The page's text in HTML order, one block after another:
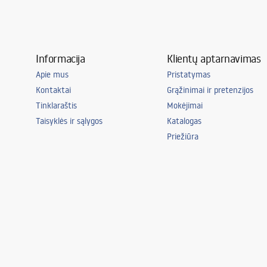
Informacija
Apie mus
Kontaktai
Tinklaraštis
Taisyklės ir sąlygos
Klientų aptarnavimas
Pristatymas
Grąžinimai ir pretenzijos
Mokėjimai
Katalogas
Priežiūra